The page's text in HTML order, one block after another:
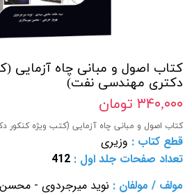
کتاب اصول و مبانی چاه آزمایی
دکتری مهندسی نفت)
۳۴۰,۰۰۰ تومان
کتاب اصول و مبانی چاه آزمایی (کتب ویژه
قطع کتاب : وزیری
تعداد صفحات جلد اول :
412
مولف / مولفان : نوید میرجردوی -